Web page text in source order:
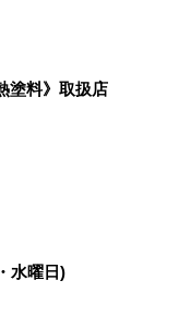
塗料》 取扱店
水曜日)